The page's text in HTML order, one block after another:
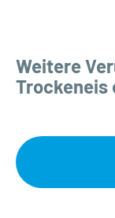
Weitere
Trockeneis